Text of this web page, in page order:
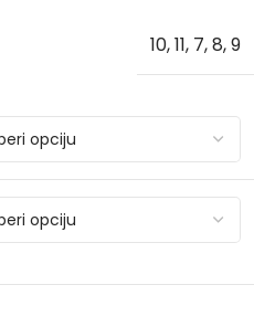
10,11, 7,8,9